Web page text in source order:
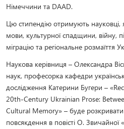
Німеччини та DAAD.
Цю стипендію отримують науковці,
мови, культурної спадщини, війну,
міграцію та регіональне розмаїття
Наукова керівниця – Олександра
наук, професорка кафедри
дослідження Катерини Бугери –
20th-Century Ukrainian Prose:
Cultural Memory» – буде
повсякдення в повісті О. Звичайної